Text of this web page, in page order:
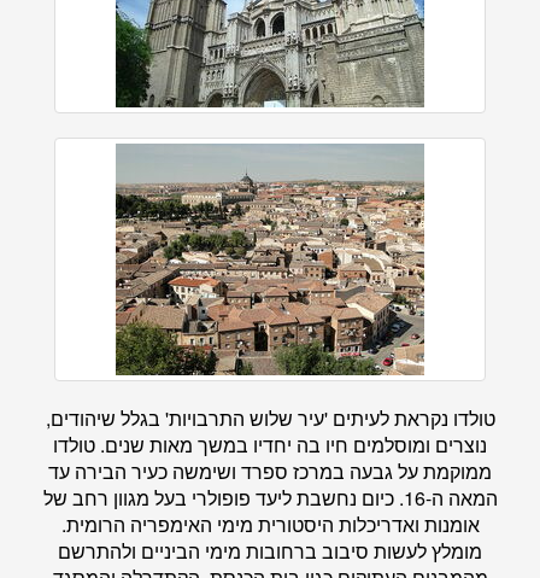
טולדו נקראת לעיתים 'עיר שלוש התרבויות' בגלל שיהודים,
נוצרים ומוסלמים חיו בה יחדיו במשך מאות שנים. טולדו
ממוקמת על גבעה במרכז ספרד ושימשה כעיר הבירה עד
המאה ה-16. כיום נחשבת ליעד פופולרי בעל מגוון רחב של
אומנות ואדריכלות היסטורית מימי האימפריה הרומית.
מומלץ לעשות סיבוב ברחובות מימי הביניים ולהתרשם